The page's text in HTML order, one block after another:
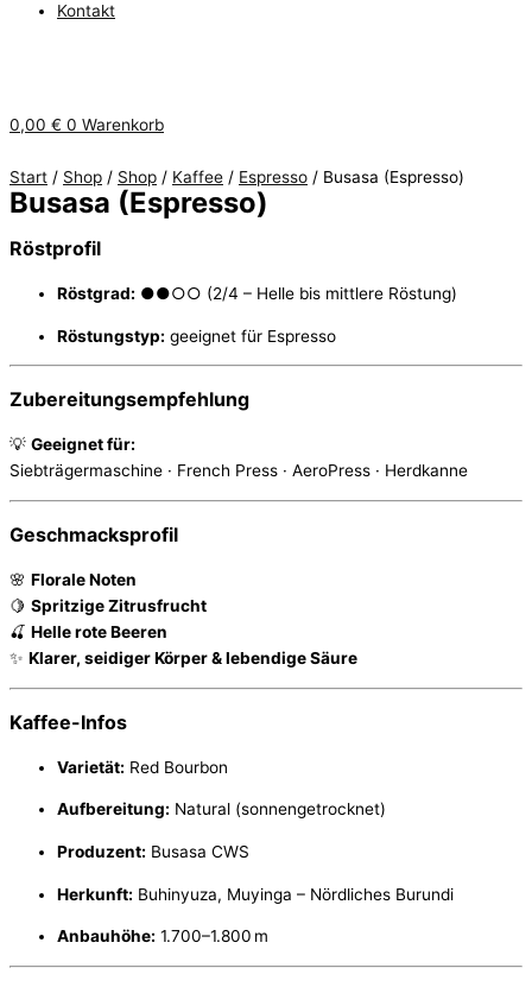
Kontakt
0,00 € 0 Warenkorb
Start / Shop / Shop / Kaffee / Espresso / Busasa (Espresso)
Busasa (Espresso)
Röstprofil
Röstgrad: ●●○○ (2/4 – Helle bis mittlere Röstung)
Röstungstyp: geeignet für Espresso
Zubereitungsempfehlung
💡 Geeignet für:
Siebträgermaschine · French Press · AeroPress · Herdkanne
Geschmacksprofil
🌸 Florale Noten
🍋 Spritzige Zitrusfrucht
🍒 Helle rote Beeren
✨ Klarer, seidiger Körper & lebendige Säure
Kaffee-Infos
Varietät: Red Bourbon
Aufbereitung: Natural (sonnengetrocknet)
Produzent: Busasa CWS
Herkunft: Buhinyuza, Muyinga – Nördliches Burundi
Anbauhöhe: 1.700–1.800 m